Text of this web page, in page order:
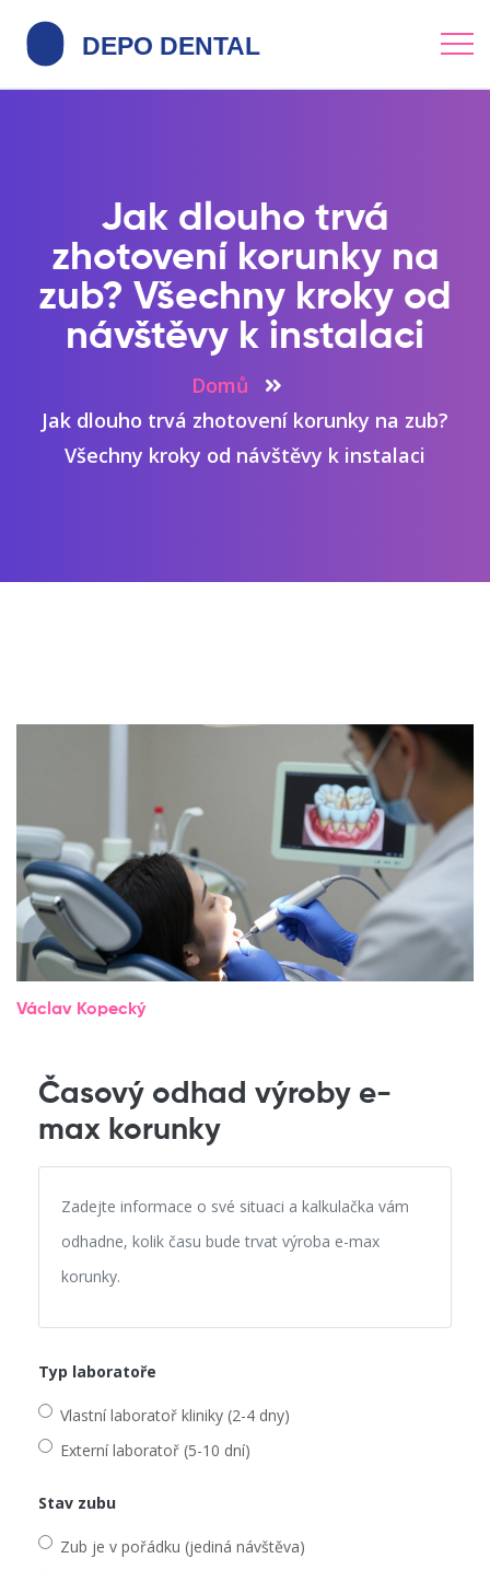
Jak dlouho trvá
zhotovení korunky na
zub? Všechny kroky od
návštěvy k instalaci
Domů
Jak dlouho trvá zhotovení korunky na zub?
Všechny kroky od návštěvy k instalaci
Václav Kopecký
Časový odhad výroby e-
max korunky
Zadejte informace o své situaci a kalkulačka vám
odhadne, kolik času bude trvat výroba e-max
korunky.
Typ laboratoře
Vlastní laboratoř kliniky (2-4 dny)
Externí laboratoř (5-10 dní)
Stav zubu
Zub je v pořádku (jediná návštěva)